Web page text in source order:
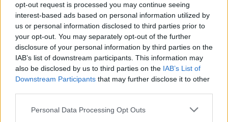
opt-out request is processed you may continue seeing
interest-based ads based on personal information utilized by
us or personal information disclosed to third parties prior to
your opt-out. You may separately opt-out of the further
disclosure of your personal information by third parties on the
IAB’s list of downstream participants. This information may
also be disclosed by us to third parties on the IAB’s List of
Downstream Participants that may further disclose it to other
Personal Data Processing Opt Outs
Skąpiec to jedno z najpopularniejszych i do dziś
bardzo aktualnych dzieł Moliera. To komedia, jak
na prawdziwe arcydzieło literackie i artystyczne
przystało, która działa na odbiorcę na wielu
płaszczyznach, w wielu wymiarach. Pod
płaszczykiem humoru, satyry, komizmu i
wady, niedociągnięcia, małostkowości. Dzięki